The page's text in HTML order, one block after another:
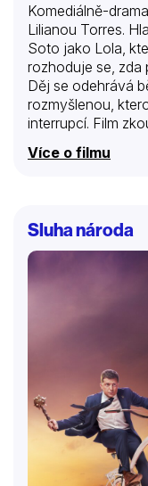
Komediálně-
Lilianou Torres.
Soto jako Lola,
rozhoduje se, zda
Děj se odehrává
rozmyšlenou,
interrupcí. Film
Více o filmu
Sluha národa